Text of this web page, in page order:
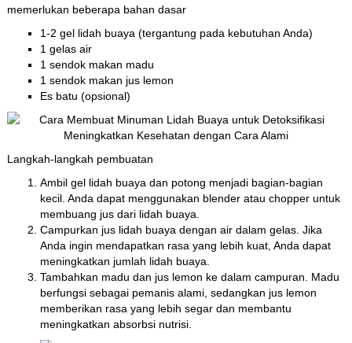
memerlukan beberapa bahan dasar
1-2 gel lidah buaya (tergantung pada kebutuhan Anda)
1 gelas air
1 sendok makan madu
1 sendok makan jus lemon
Es batu (opsional)
Langkah-langkah pembuatan
Ambil gel lidah buaya dan potong menjadi bagian-bagian
kecil. Anda dapat menggunakan blender atau chopper untuk
membuang jus dari lidah buaya.
Campurkan jus lidah buaya dengan air dalam gelas. Jika
Anda ingin mendapatkan rasa yang lebih kuat, Anda dapat
meningkatkan jumlah lidah buaya.
Tambahkan madu dan jus lemon ke dalam campuran. Madu
berfungsi sebagai pemanis alami, sedangkan jus lemon
memberikan rasa yang lebih segar dan membantu
meningkatkan absorbsi nutrisi.